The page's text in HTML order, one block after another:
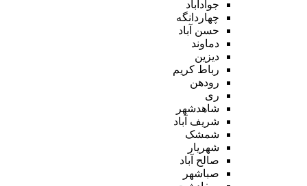
جوادآباد
چهاردانگه
حسن آباد
دماوند
دیزین
رباط کریم
رودهن
ری
شاهدشهر
شریف آباد
شمشک
شهریار
صالح آباد
صباشهر